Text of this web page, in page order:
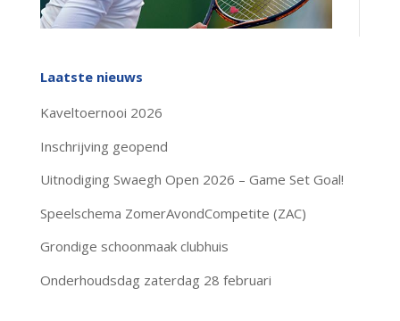
Laatste nieuws
Kaveltoernooi 2026
Inschrijving geopend
Uitnodiging Swaegh Open 2026 – Game Set Goal!
Speelschema ZomerAvondCompetite (ZAC)
Grondige schoonmaak clubhuis
Onderhoudsdag zaterdag 28 februari